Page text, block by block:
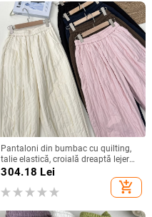
Pantaloni din bumbac cu quilting,
talie elastică, croială dreaptă lejeră,
umplutură asemănătoare mătăsii,
304.18 Lei
add_shopping_cart